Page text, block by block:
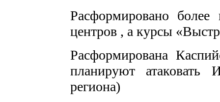
Расформировано
центров , а курсы
Расформирована
планируют
региона)